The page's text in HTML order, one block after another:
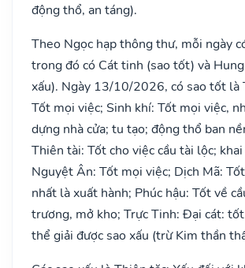
động thổ, an táng).
Theo Ngọc hạp thông thư, mỗi ngày
trong đó có Cát tinh (sao tốt) và
xấu). Ngày 13/10/2026, có sao tốt là
Tốt mọi việc; Sinh khí: Tốt mọi việc,
dựng nhà cửa; tu tạo; động thổ ban
Thiên tài: Tốt cho việc cầu tài lộc;
Nguyệt Ân: Tốt mọi việc; Dịch Mã:
nhất là xuất hành; Phúc hậu: Tốt về
trương, mở kho; Trực Tinh: Đại cát:
thể giải được sao xấu (trừ Kim thần